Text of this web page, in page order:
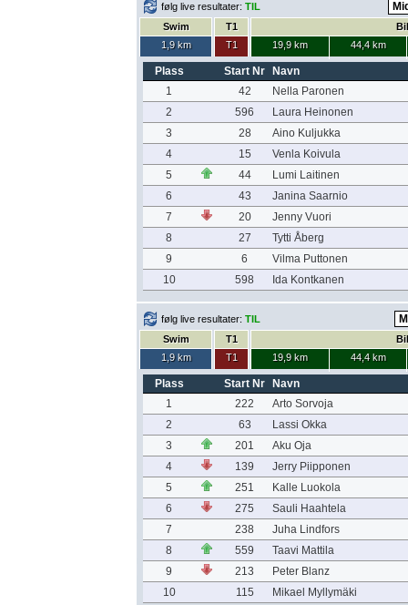
følg live resultater: TIL
Swim
1,9 km
T1
T1
19,9 km
44,4 km
Plass Start Nr
Navn
1
42
Nella Paronen
2
596
Laura Heinonen
3
28
Aino Kuljukka
4
15
Venla Koivula
5
44
Lumi Laitinen
6
43
Janina Saarnio
7
20
Jenny Vuori
8
27
Tytti Åberg
9
6
Vilma Puttonen
10
598 Ida Kontkanen
følg live resultater: TIL
Swim
1,9 km
T1
T1
19,9 km
44,4 km
Plass Start Nr
Navn
1
222
Arto Sorvoja
2
63
Lassi Okka
3
201
Aku Oja
4
139
Jerry Piipponen
5
251
Kalle Luokola
6
275
Sauli Haahtela
7
238
Juha Lindfors
8
559
Taavi Mattila
9
213
Peter Blanz
10
115 Mikael Myllymäki